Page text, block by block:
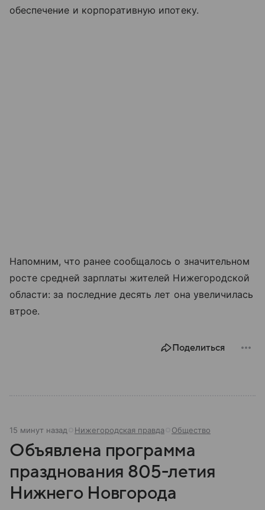
обеспечение и корпоративную ипотеку.
Напомним, что ранее сообщалось о значительном
росте средней зарплаты жителей Нижегородской
области: за последние десять лет она увеличилась
втрое.
Поделиться
15 минут назад Нижегородская правда Общество
Объявлена программа
празднования 805-летия
Нижнего Новгорода